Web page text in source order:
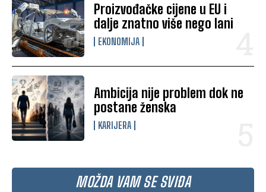
Proizvođačke cijene u EU i
dalje znatno više nego lani
EKONOMIJA
Ambicija nije problem dok ne
postane ženska
KARIJERA
MOŽDA VAM SE SVIĐA